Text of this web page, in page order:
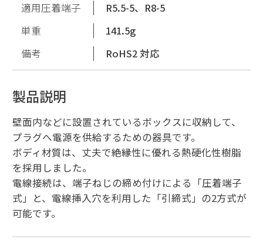
適用圧着端子
R5.5-5、R8-5
単重
141.5g
備考
RoHS2 対応
製品説明
壁面内などに設置されているボックスに収納して、
プラグへ電源を供給するための器具です。
ボディ材質は、丈夫で絶縁性に優れる熱硬化性樹脂
を採用しました。
電線接続は、端子ねじの締め付けによる「圧着端子
式」と、電線挿入穴を利用した「引締式」の2方式が
可能です。